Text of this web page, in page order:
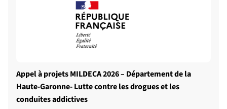
Appel à projets MILDECA 2026 – Département de la
Haute-Garonne- Lutte contre les drogues et les
conduites addictives